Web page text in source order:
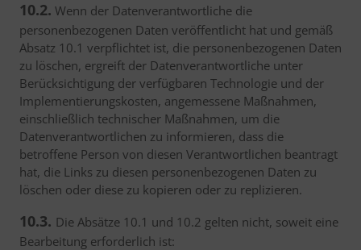
10.2. Wenn der Datenverantwortliche die
personenbezogenen Daten veröffentlicht hat und gemäß
Absatz 10.1 verpflichtet ist, die personenbezogenen Daten
zu löschen, ergreift der Datenverantwortliche unter
Berücksichtigung der verfügbaren Technologie und der
Implementierungskosten, angemessene Maßnahmen,
einschließlich technischer Maßnahmen, um die
Datenverantwortlichen zu informieren, dass die
betroffene Person von diesen Verantwortlichen beantragt
hat, die Links zu diesen personenbezogenen Daten zu
löschen oder diese zu kopieren oder zu replizieren.
10.3. Die Absätze 10.1 und 10.2 gelten nicht, soweit eine
Bearbeitung erforderlich ist: